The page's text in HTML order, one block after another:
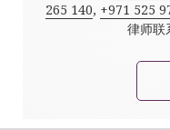
265 140, +971 525
律师联